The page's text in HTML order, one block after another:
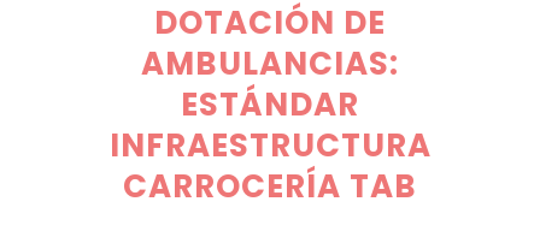
DOTACIÓN DE
AMBULANCIAS:
ESTÁNDAR
INFRAESTRUCTURA
CARROCERÍA TAB